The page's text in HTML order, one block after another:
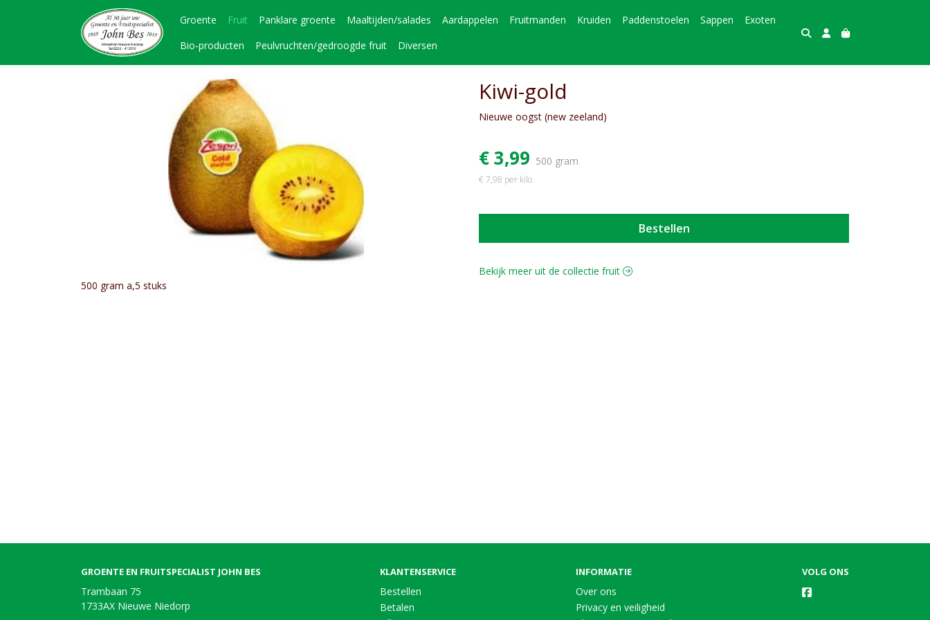
Groente Fruit Panklare groente Maaltijden/salades Aardappelen Fruitmanden Kruiden Paddenstoelen Sappen
Exoten
Bio-producten
Peulvruchten/gedroogde fruit Diversen
500 gram a,5 stuks
Kiwi-gold
Nieuwe oogst (new zeeland)
€ 3,99 500 gram
€ 7,98 per kilo
Bestellen
Bekijk meer uit de collectie fruit
GROENTE EN FRUITSPECIALIST JOHN BES
Trambaan 75
1733AX Nieuwe Niedorp
KLANTENSERVICE
Bestellen
Betalen
INFORMATIE
Over ons
Privacy en veiligheid
VOLG ONS